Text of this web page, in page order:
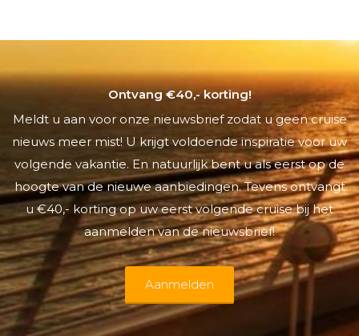
Ontvang €40,- korting!
Meldt u aan voor onze nieuwsbrief zodat u geen cruise
nieuws meer mist! U krijgt voldoende inspiratie voor uw
volgende vakantie. En natuurlijk bent u als eerst op de
hoogte van de nieuwe aanbiedingen. Tevens ontvangt
u €40,- korting op uw eerst volgende cruise bij het
aanmelden van de nieuwsbrief!
Aanmelden